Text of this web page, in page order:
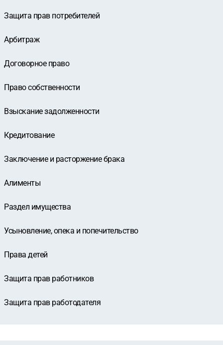
Защита прав потребителей
Арбитраж
Договорное право
Право собственности
Взыскание задолженности
Кредитование
Заключение и расторжение брака
Алименты
Раздел имущества
Усыновление, опека и попечительство
Права детей
Защита прав работников
Защита прав работодателя